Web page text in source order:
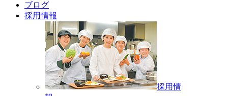
ブログ
採用情報
採用情